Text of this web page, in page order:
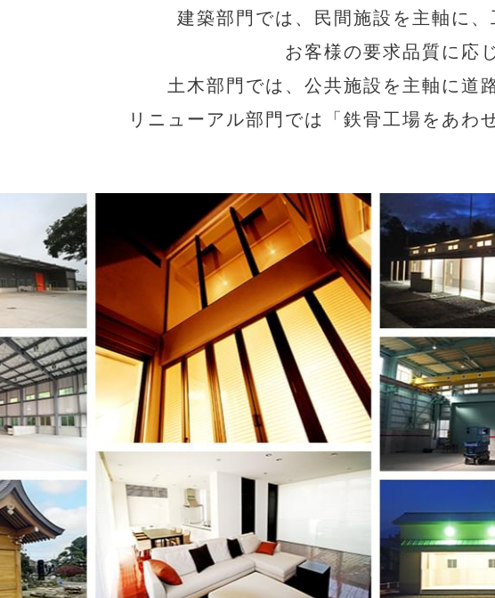
建築部門では、民間施設を主軸に
お客様の要求品質に応
土木部門では、公共施設を主軸に道
リニューアル部門では「鉄骨工場をあわ